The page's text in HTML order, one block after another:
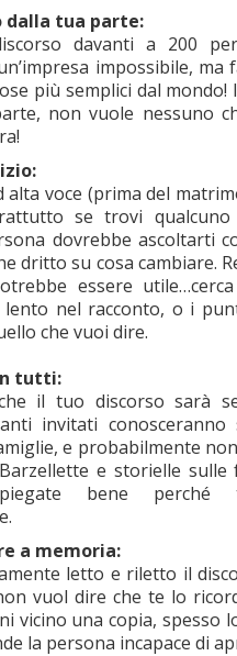
dalla tua parte:
davanti a 200
impossibile, ma
più semplici dal
non vuole nessuno
alta voce (prima del
se trovi
dovrebbe ascoltarti
dritto su cosa cambiare.
essere
nel racconto, o i
che vuoi dire.
tutti:
il tuo discorso sarà
invitati
e probabilmente
e storielle sulle
bene perché
a memoria:
letto e riletto il
vuol dire che te lo
vicino una copia, spesso
la persona incapace di